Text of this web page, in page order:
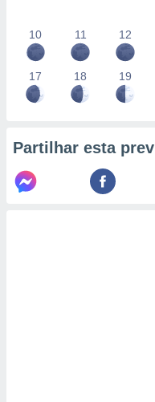
10 11 12
17 18 19
Partilhar esta